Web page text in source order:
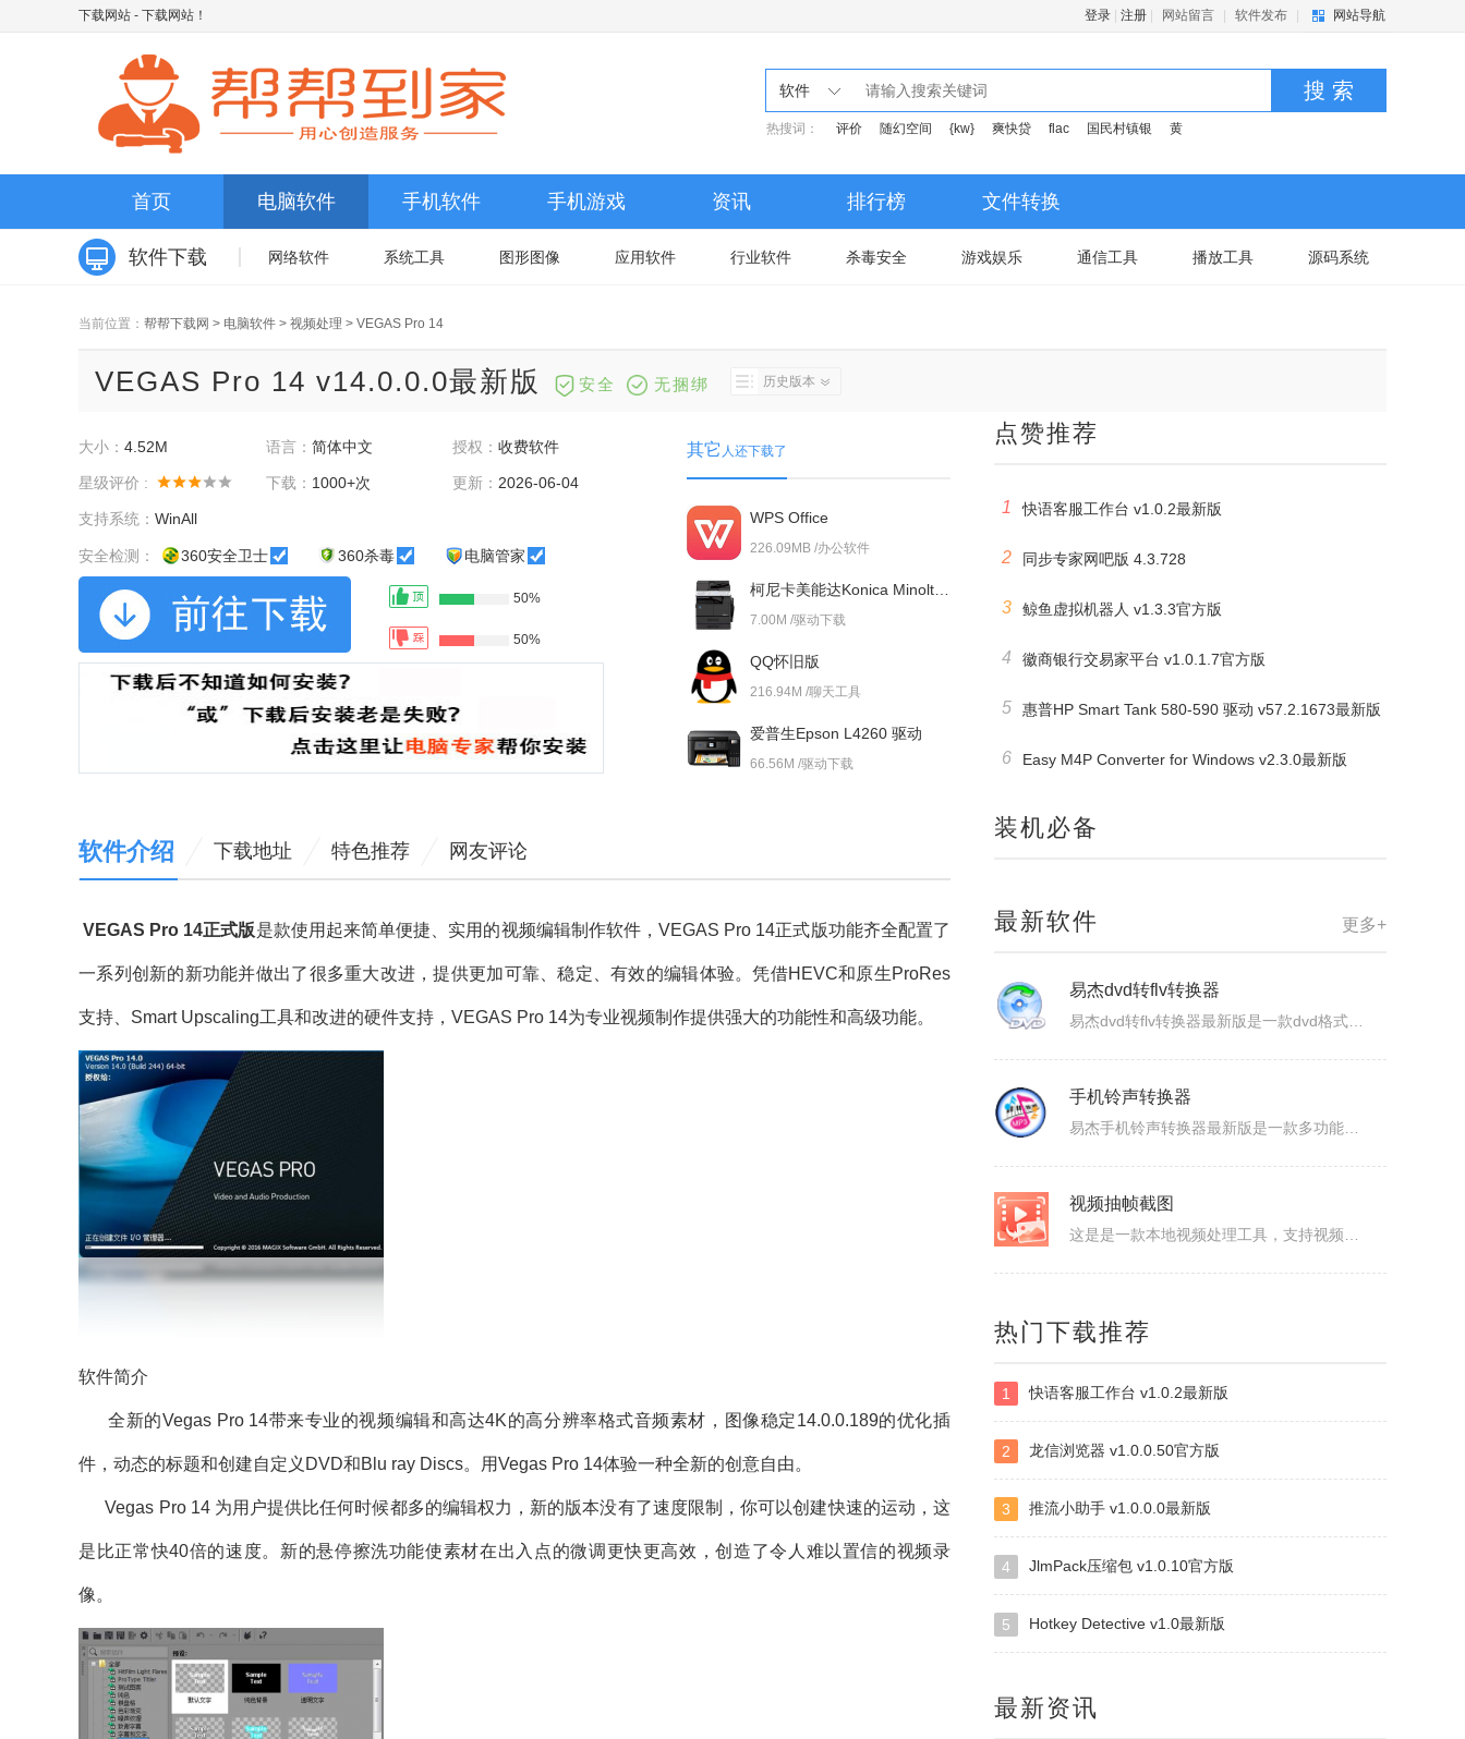
下载网站 - 下载网站！ 登录 注册 网站留言 软件发布 网站导航
软件 搜 索
热搜词： 评价 随幻空间 {kw} 爽快贷 flac 国民村镇银 黄
首页 电脑软件 手机软件 手机游戏 资讯 排行榜 文件转换
软件下载 网络软件 系统工具 图形图像 应用软件 行业软件 杀毒安全 游戏娱乐 通信工具 播放工具 源码系统
当前位置： 帮帮下载网 > 电脑软件 > 视频处理 > VEGAS Pro 14
VEGAS Pro 14 v14.0.0.0最新版 安全 无捆绑 历史版本
大小： 4.52M 语言： 简体中文 授权：收费软件
星级评价 : 下载： 1000+次 更新： 2026-06-04
支持系统： WinAll
安全检测： 360安全卫士 360杀毒 电脑管家
50%
50%
其它 人还下载了
WPS Office
226.09MB /办公软件
7.00M /驱动下载
QQ怀旧版
216.94M /聊天工具
爱普生Epson L4260 驱动
66.56M /驱动下载
软件介绍 下载地址 特色推荐 网友评论
VEGAS Pro 14正式版是款使用起来简单便捷、实用的视频编辑制作软件，VEGAS Pro 14正式版功能齐全配置了
一系列创新的新功能并做出了很多重大改进，提供更加可靠、稳定、有效的编辑体验。凭借HEVC和原生ProRes
支持、Smart Upscaling工具和改进的硬件支持，VEGAS Pro 14为专业视频制作提供强大的功能性和高级功能。
软件简介
全新的Vegas Pro 14带来专业的视频编辑和高达4K的高分辨率格式音频素材，图像稳定14.0.0.189的优化插
件，动态的标题和创建自定义DVD和Blu ray Discs。用Vegas Pro 14体验一种全新的创意自由。
Vegas Pro 14 为用户提供比任何时候都多的编辑权力，新的版本没有了速度限制，你可以创建快速的运动，这
是比正常快40倍的速度。新的悬停擦洗功能使素材在出入点的微调更快更高效，创造了令人难以置信的视频录
像。
点赞推荐
1 快语客服工作台 v1.0.2最新版
2 同步专家网吧版 4.3.728
3 鲸鱼虚拟机器人 v1.3.3官方版
4 徽商银行交易家平台 v1.0.1.7官方版
5 惠普HP Smart Tank 580-590 驱动 v57.2.1673最新版
6 Easy M4P Converter for Windows v2.3.0最新版
装机必备
更多+
最新软件
易杰dvd转flv转换器
手机铃声转换器
视频抽帧截图
小云
云诺
云诺网盘官方版是一款简洁实用、轻松上手的免费云服务软件，云诺网盘官方版能完美地实现身为云最基本的存储和同步功能，还能让用户方便极速的传送文件。云诺的最大价值，就是帮助用户节省时间。云诺是国内第一款真正的跨平台云服务，拥有专利待审的即时推送、增量同步等高端技术。云诺网盘软件特色1、文件链接功能：您可以...
热门下载推荐
1 快语客服工作台 v1.0.2最新版
2 龙信浏览器 v1.0.0.50官方版
3 推流小助手 v1.0.0.0最新版
4 JlmPack压缩包 v1.0.10官方版
5 Hotkey Detective v1.0最新版
最新资讯